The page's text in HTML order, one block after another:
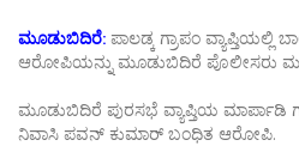
ಮೂಡುಬಿದಿರೆ: ಪಾಲಡ್ಕ ಗ್ರಾಪಂ ವ್ಯಾಪ್ತಿಯಲ್ಲಿ
ಆರೋಪಿಯನ್ನು ಮೂಡುಬಿದಿರೆ ಪೊಲೀಸರು
ಮೂಡುಬಿದಿರೆ ಪುರಸಭೆ ವ್ಯಾಪ್ತಿಯ ಮಾರ್ಪಾಡಿ
ನಿವಾಸಿ ಪವನ್ ಕುಮಾರ್ ಬಂಧಿತ ಆರೋಪಿ.